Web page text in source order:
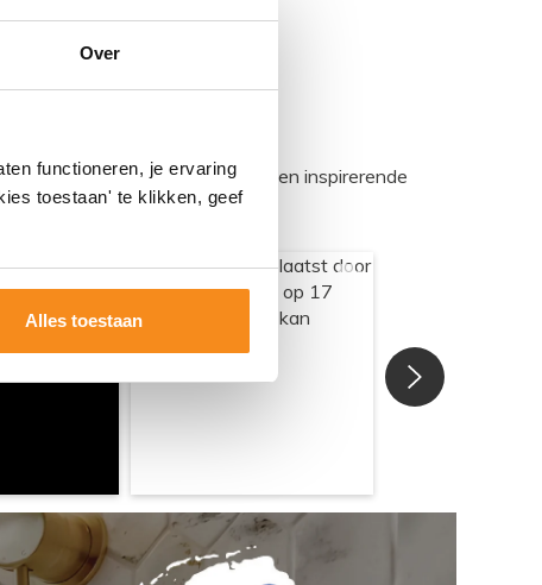
Over
functioneren, je ervaring
toestaan' te klikken, geef
Alles toestaan
Samen bouwen we een inspirerende